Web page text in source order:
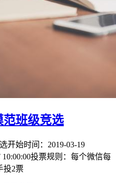
范班级竞选
开始时间：2019-03-19
10:00:00投票规则：每个微信每
投2票